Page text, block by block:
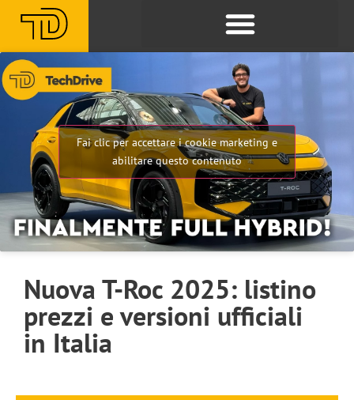
Fai clic per accettare i cookie marketing e
abilitare questo contenuto
Nuova T-Roc 2025: listino
prezzi e versioni ufficiali
in Italia